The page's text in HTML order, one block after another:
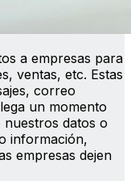
a empresas para
ventas, etc. Estas
correo
un momento
datos o
información,
empresas dejen